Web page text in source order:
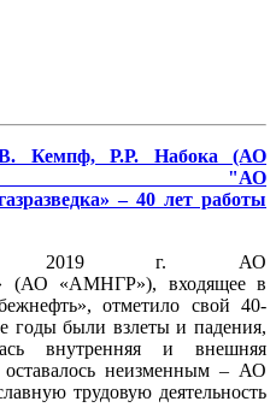
Кемпф, Р.Р. Набока (АО
"АО
– 40 лет работы
2019 г. АО
(АО «АМНГР»), входящее в
отметило свой 40-
годы были взлеты и падения,
внутренняя и внешняя
оставалось неизменным – АО
трудовую деятельность